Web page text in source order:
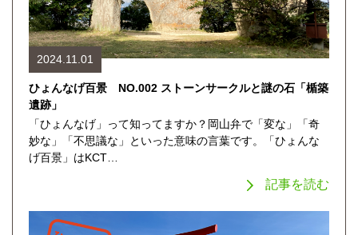
2024.11.01
ひょんなげ百景 NO.002 ストーンサークルと謎の石「楯築
遺跡」
「ひょんなげ」って知ってますか？岡山弁で「変な」「奇
妙な」「不思議な」といった意味の言葉です。「ひょんな
げ百景」はKCT…
記事を読む